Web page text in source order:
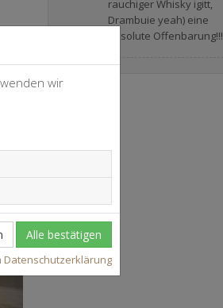
4
rauchiger Whisky igitt,
Drambuie yeah) eine
absolute Offenbarung!!!
wir
Alle bestätigen
Datenschutzerklärung